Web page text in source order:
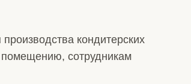
кондитерских
сотрудникам